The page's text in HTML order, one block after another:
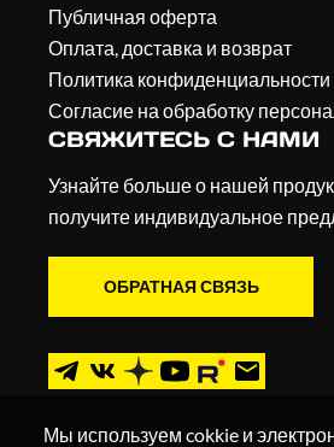
Публичная оферта
Оплата, доставка и возврат
Политика конфиденциальности
Согласие на обработку
СВЯЖИТЕСЬ С НАМИ
Узнайте больше о нашей
получите индивидуальное
ОБРАТНАЯ СВЯЗЬ
Мы используем cokkie и